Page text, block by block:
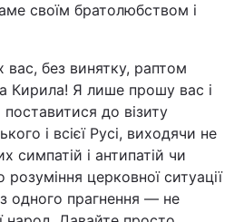
своїм братолюбством і
вас, без винятку, раптом
Кирила! Я лише прошу вас і
поставитися до візиту
і всієї Русі, виходячи не
симпатій і антипатій чи
розуміння церковної ситуації
одного прагнення — не